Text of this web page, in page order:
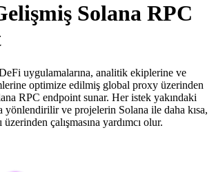
Solana RPC
uygulamalarına, analitik ekiplerine ve
optimize edilmiş global proxy üzerinden
RPC endpoint sunar. Her istek yakındaki
yönlendirilir ve projelerin Solana ile daha kısa,
çalışmasına yardımcı olur.